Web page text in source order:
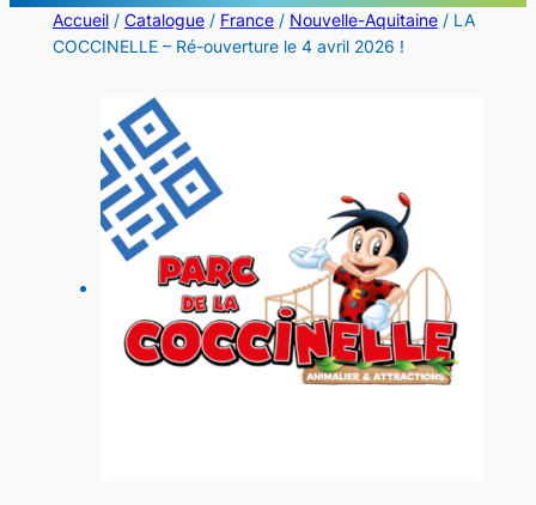
Accueil/ Catalogue/ France/ Nouvelle-Aquitaine/ LA
COCCINELLE – Ré-ouverture le 4 avril 2026 !